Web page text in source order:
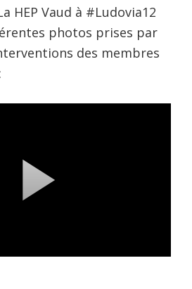
HEP Vaud à #Ludovia12
photos prises par
des membres